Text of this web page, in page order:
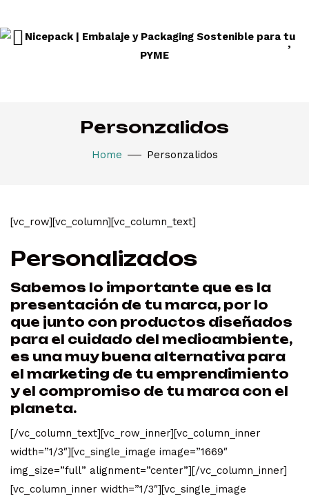
Personzalidos
Home Personzalidos
[vc_row][vc_column][vc_column_text]
Personalizados
Sabemos lo importante que es la
presentación de tu marca, por lo
que junto con productos diseñados
para el cuidado del medioambiente,
es una muy buena alternativa para
el marketing de tu emprendimiento
y el compromiso de tu marca con el
planeta.
[/vc_column_text][vc_row_inner][vc_column_inner
width=”1/3″][vc_single_image image=”1669″
img_size=”full” alignment=”center”][/vc_column_inner]
[vc_column_inner width=”1/3″][vc_single_image